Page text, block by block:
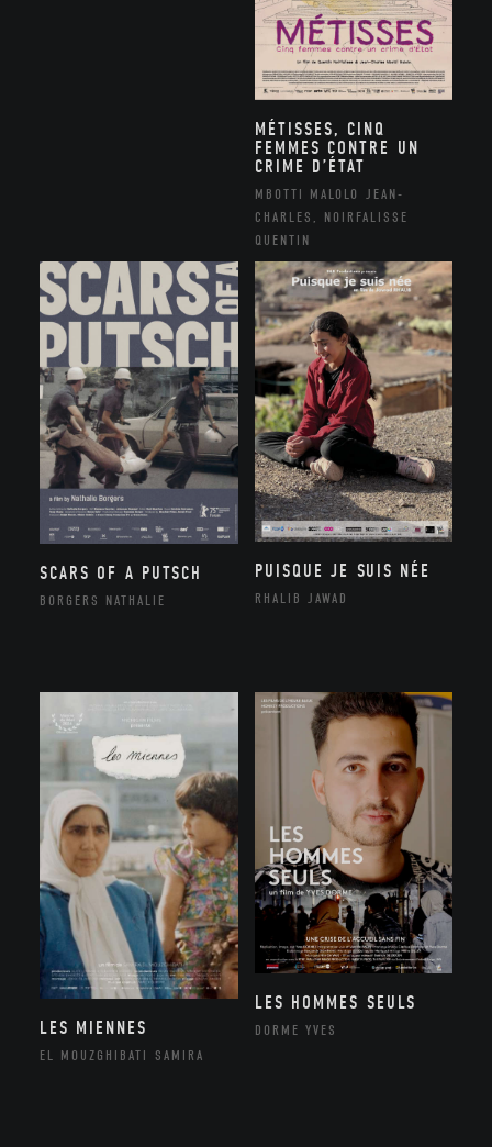
MÉTISSES, CINQ
FEMMES CONTRE UN
CRIME D’ÉTAT
MBOTTI MALOLO JEAN-
CHARLES, NOIRFALISSE
QUENTIN
SCARS OF A PUTSCH
BORGERS NATHALIE
PUISQUE JE SUIS NÉE
RHALIB JAWAD
LES MIENNES
EL MOUZGHIBATI SAMIRA
LES HOMMES SEULS
DORME YVES